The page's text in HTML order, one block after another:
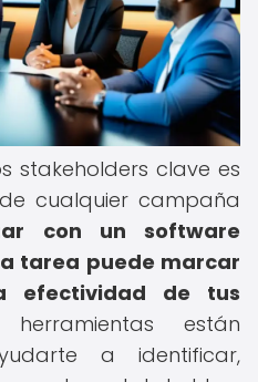
stakeholders clave es
cualquier campaña
con un software
tarea puede marcar
efectividad de tus
están
a identificar,